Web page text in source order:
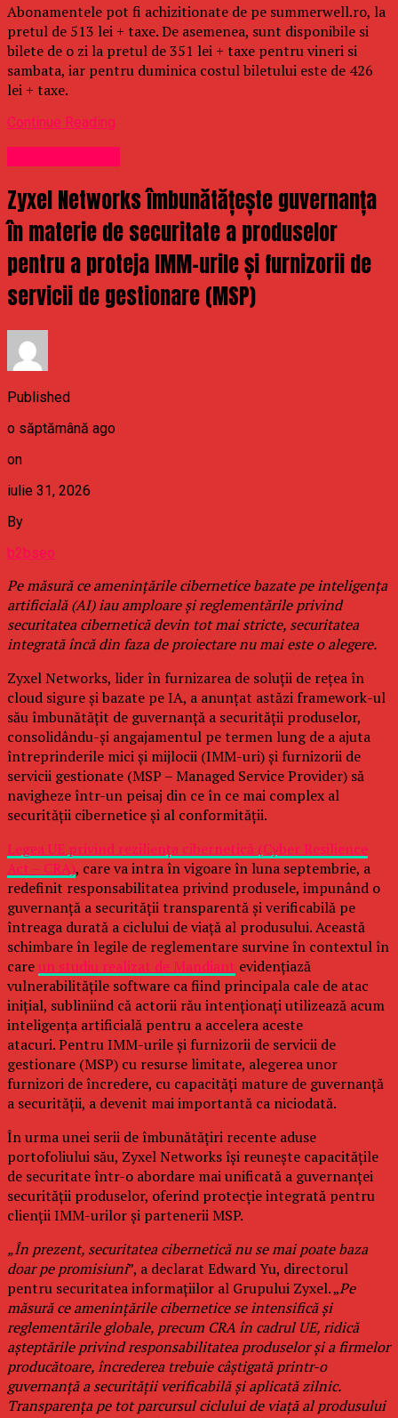
Abonamentele pot fi achizitionate de pe summerwell.ro, la
pretul de 513 lei + taxe. De asemenea, sunt disponibile si
bilete de o zi la pretul de 351 lei + taxe pentru vineri si
sambata, iar pentru duminica costul biletului este de 426
lei + taxe.
Continue Reading
Zyxel Networks îmbunătățește guvernanța
în materie de securitate a produselor
pentru a proteja IMM-urile și furnizorii de
servicii de gestionare (MSP)
Published
o săptămână ago
on
iulie 31, 2026
By
b2bseo
Pe măsură ce amenințările cibernetice bazate pe inteligența
artificială (AI) iau amploare și reglementările privind
securitatea cibernetică devin tot mai stricte, securitatea
integrată încă din faza de proiectare nu mai este o alegere.
Zyxel Networks, lider în furnizarea de soluții de rețea în
cloud sigure și bazate pe IA, a anunțat astăzi framework-ul
său îmbunătățit de guvernanță a securității produselor,
consolidându-și angajamentul pe termen lung de a ajuta
întreprinderile mici și mijlocii (IMM-uri) și furnizorii de
servicii gestionate (MSP – Managed Service Provider) să
navigheze într-un peisaj din ce în ce mai complex al
securității cibernetice și al conformității.
Legea UE privind reziliența cibernetică (Cyber Resilience
Act – CRA), care va intra în vigoare în luna septembrie, a
redefinit responsabilitatea privind produsele, impunând o
guvernanță a securității transparentă și verificabilă pe
întreaga durată a ciclului de viață al produsului. Această
schimbare în legile de reglementare survine în contextul în
careun studiu realizat de Mandiant evidențiază
vulnerabilitățile software ca fiind principala cale de atac
inițial, subliniind că actorii rău intenționați utilizează acum
inteligența artificială pentru a accelera aceste
atacuri. Pentru IMM-urile și furnizorii de servicii de
gestionare (MSP) cu resurse limitate, alegerea unor
furnizori de încredere, cu capacități mature de guvernanță
a securității, a devenit mai importantă ca niciodată.
În urma unei serii de îmbunătățiri recente aduse
portofoliului său, Zyxel Networks își reunește capacitățile
de securitate într-o abordare mai unificată a guvernanței
securității produselor, oferind protecție integrată pentru
clienții IMM-urilor și partenerii MSP.
„În prezent, securitatea cibernetică nu se mai poate baza
doar pe promisiuni”, a declarat Edward Yu, directorul
pentru securitatea informațiilor al Grupului Zyxel. „Pe
măsură ce amenințările cibernetice se intensifică și
reglementările globale, precum CRA în cadrul UE, ridică
așteptările privind responsabilitatea produselor și a firmelor
producătoare, încrederea trebuie câștigată printr-o
guvernanță a securității verificabilă și aplicată zilnic.
Transparența pe tot parcursul ciclului de viață al produsului